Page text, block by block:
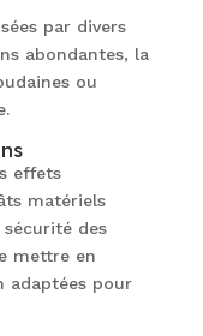
par divers
abondantes, la
ou
effets
matériels
des
mettre en
adaptées pour